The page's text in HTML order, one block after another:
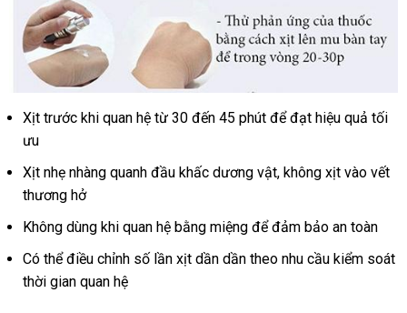
Chai
Xịt
Dài
Thời
Gian
Hệ
Tăng
Xịt trước khi quan hệ từ 30 đến 45 phút để đạt hiệu quả tối
ưu
Xịt nhẹ nhàng quanh đầu khấc dương vật, không xịt vào vết
thương hở
Không dùng khi quan hệ bằng miệng để đảm bảo an toàn
Có thể điều chỉnh số lần xịt dần dần theo nhu cầu kiểm soát
thời gian quan hệ